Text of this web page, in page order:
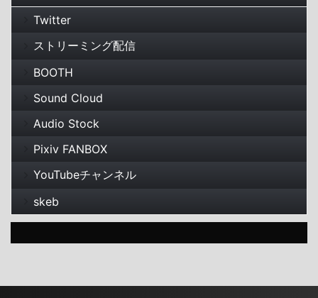
Twitter
ストリーミング配信
BOOTH
Sound Cloud
Audio Stock
Pixiv FANBOX
YouTubeチャンネル
skeb